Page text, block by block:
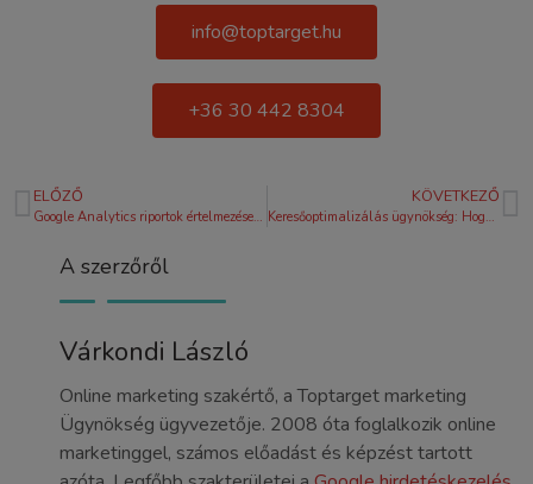
info@toptarget.hu
+36 30 442 8304
ELŐZŐ
Google Analytics riportok értelmezése: Útmutató az adatok profitra váltásához 2026-ban
KÖVETKEZŐ
Keresőoptimalizálás ügynökség: Hogyan válasszunk SEO partnert 2026-ban?
A szerzőről
Várkondi László
Online marketing szakértő, a Toptarget marketing
Ügynökség ügyvezetője. 2008 óta foglalkozik online
marketinggel, számos előadást és képzést tartott